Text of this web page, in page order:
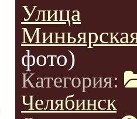
Улица
фото)
Категория:
Челябинск